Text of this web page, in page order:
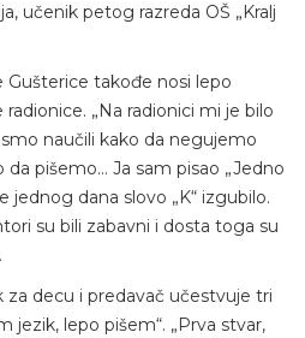
učenik petog razreda OŠ „Kralj
Gušterice takođe nosi lepo
„Na radionici mi je bilo
naučili kako da negujemo
da pišemo… Ja sam pisao „Jedno
jednog dana slovo „K“ izgubilo.
su bili zabavni i dosta toga su
za decu i predavač učestvuje tri
jezik, lepo pišem“. „Prva stvar,